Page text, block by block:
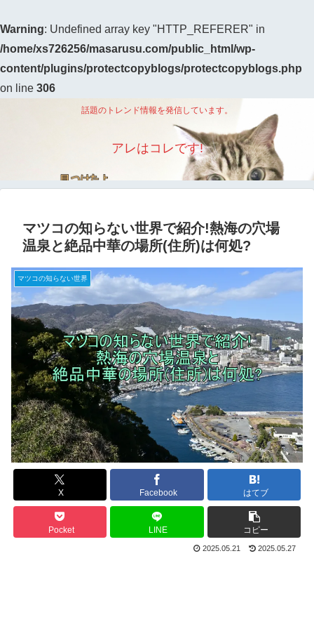
Warning: Undefined array key "HTTP_REFERER" in
/home/xs726256/masarusu.com/public_html/wp-
content/plugins/protectcopyblogs/protectcopyblogs.php
on line 306
話題のトレンド情報を発信しています。
アレはコレです!
マツコの知らない世界で紹介!熱海の穴場
温泉と絶品中華の場所(住所)は何処?
マツコの知らない世界
X Facebook はてブ
Pocket LINE コピー
2025.05.21 2025.05.27